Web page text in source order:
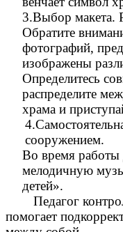
3.Выбор макета.
Обратите
фотографий,
изображены
Определитесь
распределите
храма и
сооружением.
Во время работы
мелодичную
детей».
Педагог
помогает